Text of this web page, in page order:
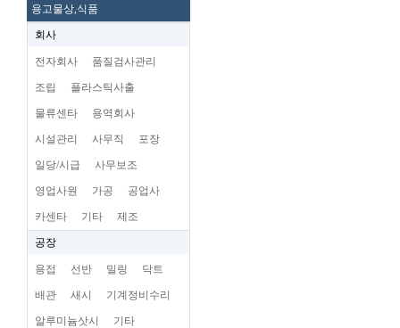
용고물상,식품
회사
전자회사 품질검사관리
조립 플라스틱사출
물류센타 용역회사
시설관리 사무직 포장
일당/시급 사무보조
영업사원 가공 공업사
카센타 기타 제조
공장
용접 선반 밀링 닥트
배관 새시 기계정비수리
알루미늄삿시 기타